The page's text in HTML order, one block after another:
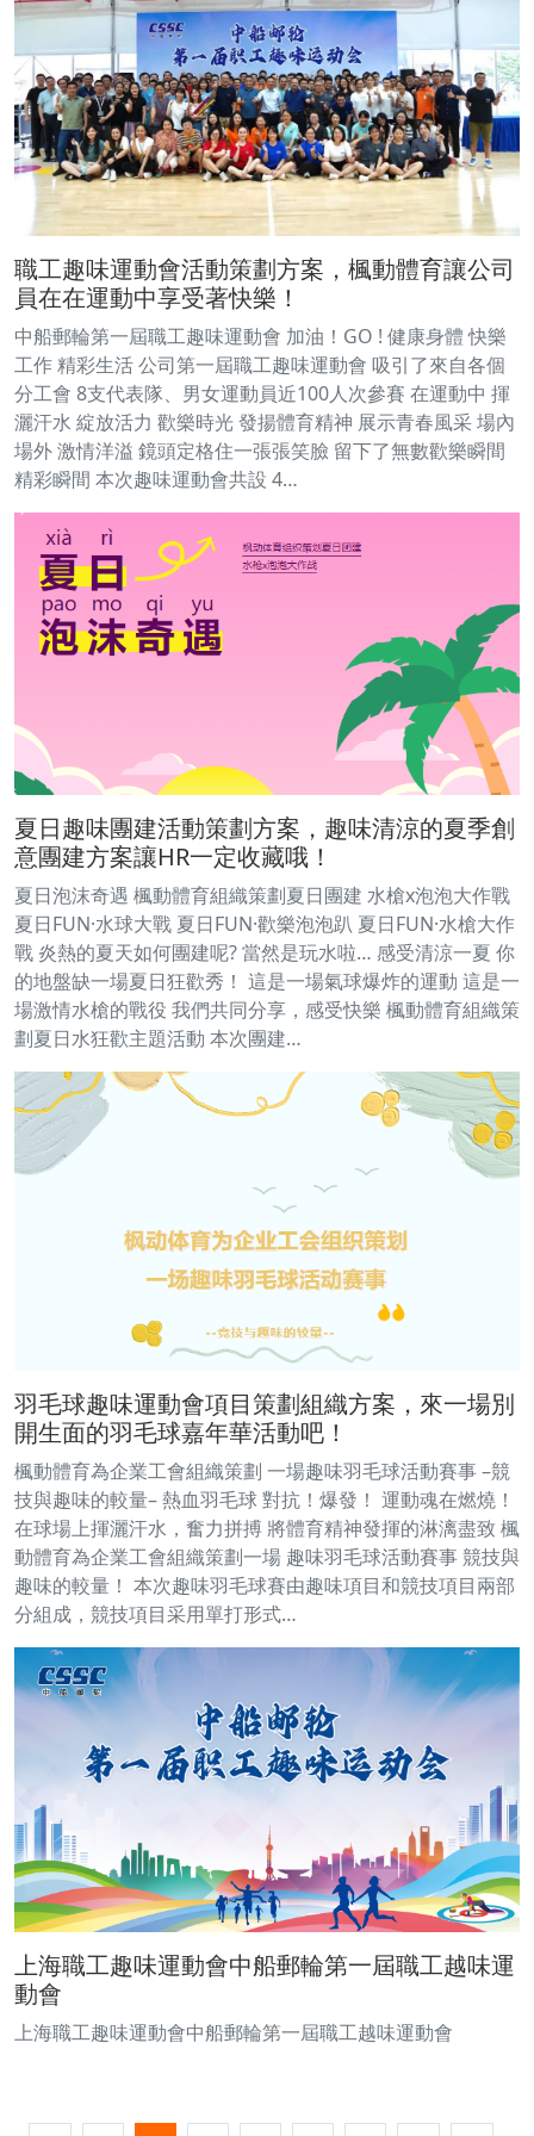
職工趣味運動會活動策劃方案，楓動體育讓公司
員在在運動中享受著快樂！
中船郵輪第一屆職工趣味運動會 加油！GO ! 健康身體 快樂
工作 精彩生活 公司第一屆職工趣味運動會 吸引了來自各個
分工會 8支代表隊、男女運動員近100人次參賽 在運動中 揮
灑汗水 綻放活力 歡樂時光 發揚體育精神 展示青春風采 場內
場外 激情洋溢 鏡頭定格住一張張笑臉 留下了無數歡樂瞬間
精彩瞬間 本次趣味運動會共設 4…
夏日趣味團建活動策劃方案，趣味清涼的夏季創
意團建方案讓HR一定收藏哦！
夏日泡沫奇遇 楓動體育組織策劃夏日團建 水槍x泡泡大作戰
夏日FUN·水球大戰 夏日FUN·歡樂泡泡趴 夏日FUN·水槍大作
戰 炎熱的夏天如何團建呢? 當然是玩水啦… 感受清涼一夏 你
的地盤缺一場夏日狂歡秀！ 這是一場氣球爆炸的運動 這是一
場激情水槍的戰役 我們共同分享，感受快樂 楓動體育組織策
劃夏日水狂歡主題活動 本次團建…
羽毛球趣味運動會項目策劃組織方案，來一場別
開生面的羽毛球嘉年華活動吧！
楓動體育為企業工會組織策劃 一場趣味羽毛球活動賽事 –競
技與趣味的較量– 熱血羽毛球 對抗！爆發！ 運動魂在燃燒！
在球場上揮灑汗水，奮力拼搏 將體育精神發揮的淋漓盡致 楓
動體育為企業工會組織策劃一場 趣味羽毛球活動賽事 競技與
趣味的較量！ 本次趣味羽毛球賽由趣味項目和競技項目兩部
分組成，競技項目采用單打形式…
上海職工趣味運動會中船郵輪第一屆職工越味運
動會
上海職工趣味運動會中船郵輪第一屆職工越味運動會